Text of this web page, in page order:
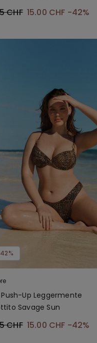
CHF 15.00 CHF -42%
Push-Up Leggermente
Savage Sun
CHF 15.00 CHF -42%